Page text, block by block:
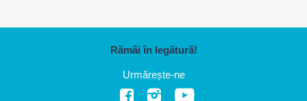
Rămâi în legătură!
Urmărește-ne